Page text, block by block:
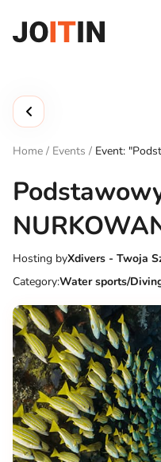
content
Get
Home / Events / Event:
Hosting byXdivers - Twoja
Category:Water sports/